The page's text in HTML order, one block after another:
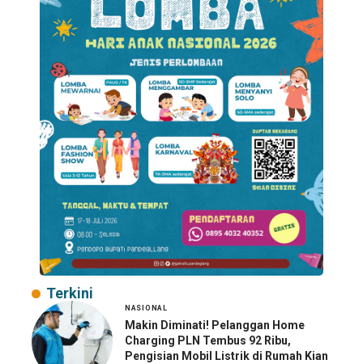
Terkini
NASIONAL
Makin Diminati! Pelanggan Home
Charging PLN Tembus 92 Ribu,
Pengisian Mobil Listrik di Rumah Kian